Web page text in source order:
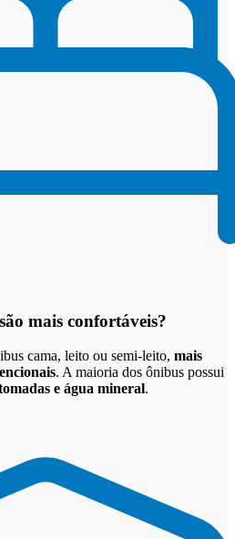
mais confortáveis?
cama, leito ou semi-leito, mais
. A maioria dos ônibus possui
e água mineral.